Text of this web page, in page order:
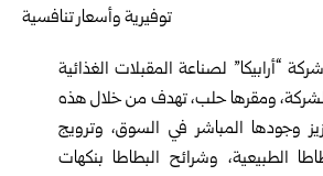
“أرابيكا” لصناعة المقبلات الغذائية
ومقرها حلب، تهدف من خلال هذه
وجودها المباشر في السوق، وترويج
الطبيعية، وشرائح البطاطا بنكهات